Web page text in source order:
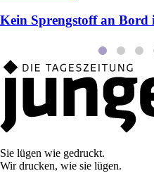
Kein Sprengstoff an Bord
Sie lügen wie gedruckt.
Wir drucken, wie sie lügen.